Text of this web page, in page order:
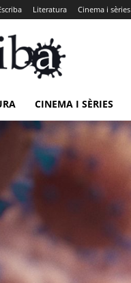
Literatura Cinema i sèries
CINEMA I SÈRIES